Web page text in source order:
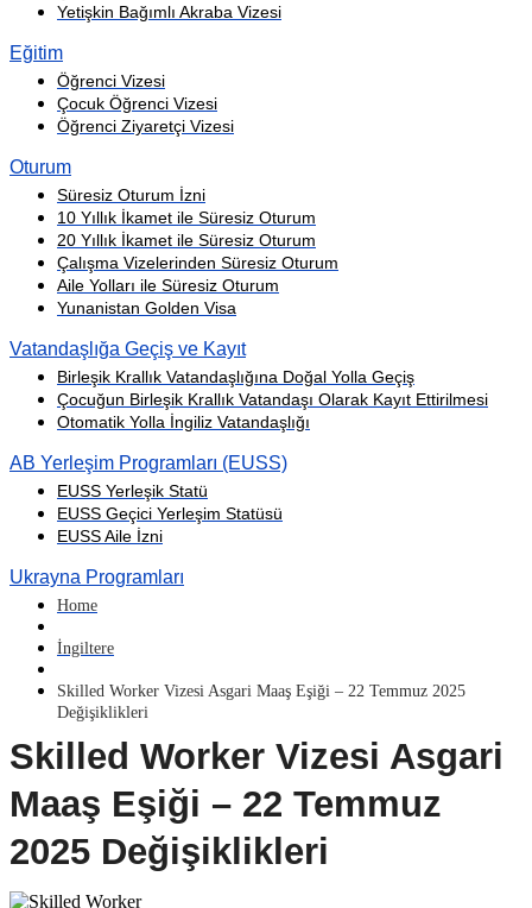
Yetişkin Bağımlı Akraba Vizesi
Eğitim
Öğrenci Vizesi
Çocuk Öğrenci Vizesi
Öğrenci Ziyaretçi Vizesi
Oturum
Süresiz Oturum İzni
10 Yıllık İkamet ile Süresiz Oturum
20 Yıllık İkamet ile Süresiz Oturum
Çalışma Vizelerinden Süresiz Oturum
Aile Yolları ile Süresiz Oturum
Yunanistan Golden Visa
Vatandaşlığa Geçiş ve Kayıt
Birleşik Krallık Vatandaşlığına Doğal Yolla Geçiş
Çocuğun Birleşik Krallık Vatandaşı Olarak Kayıt Ettirilmesi
Otomatik Yolla İngiliz Vatandaşlığı
AB Yerleşim Programları (EUSS)
EUSS Yerleşik Statü
EUSS Geçici Yerleşim Statüsü
EUSS Aile İzni
Ukrayna Programları
Home
İngiltere
Skilled Worker Vizesi Asgari Maaş Eşiği – 22 Temmuz 2025
Değişiklikleri
Skilled Worker Vizesi Asgari
Maaş Eşiği – 22 Temmuz
2025 Değişiklikleri